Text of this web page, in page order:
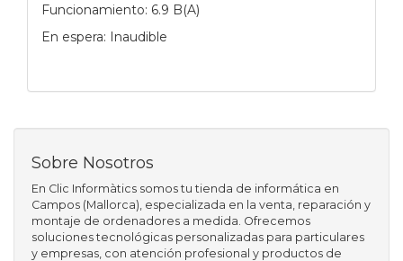
Funcionamiento: 6.9 B(A)
En espera: Inaudible
Sobre Nosotros
En Clic Informàtics somos tu tienda de informática en
Campos (Mallorca), especializada en la venta, reparación y
montaje de ordenadores a medida. Ofrecemos
soluciones tecnológicas personalizadas para particulares
y empresas, con atención profesional y productos de